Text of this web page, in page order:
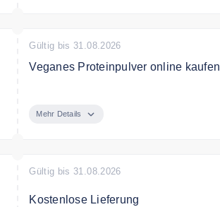
Gültig bis 31.08.2026
Veganes Proteinpulver online kaufen
Mehr Details
Gültig bis 31.08.2026
Kostenlose Lieferung